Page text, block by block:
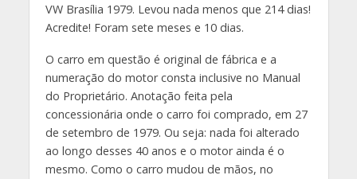
VW Brasília 1979. Levou nada menos que 214 dias!
Acredite! Foram sete meses e 10 dias.
O carro em questão é original de fábrica e a
numeração do motor consta inclusive no Manual
do Proprietário. Anotação feita pela
concessionária onde o carro foi comprado, em 27
de setembro de 1979. Ou seja: nada foi alterado
ao longo desses 40 anos e o motor ainda é o
mesmo. Como o carro mudou de mãos, no